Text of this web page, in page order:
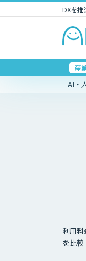
DXを
産
AI・
利用
を比